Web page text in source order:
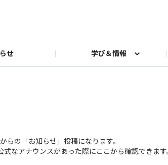
せ 学び＆情報
の「お知らせ」投稿になります。
なアナウンスがあった際にここから確認できます